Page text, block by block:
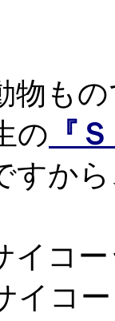
も
の 『
すか
イコ
イコ